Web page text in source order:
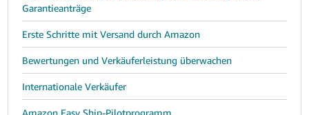
Garantieanträge
Erste Schritte mit Versand durch Amazon
Bewertungen und Verkäuferleistung überwachen
Internationale Verkäufer
Amazon Easy Ship-Pilotprogramm